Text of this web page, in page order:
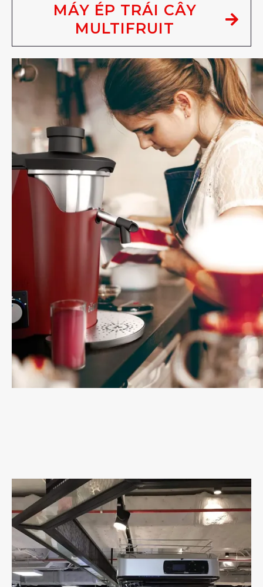
MÁY ÉP TRÁI CÂY
MULTIFRUIT